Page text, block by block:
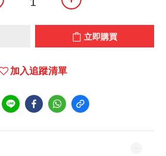
立即購買
加入追蹤清單